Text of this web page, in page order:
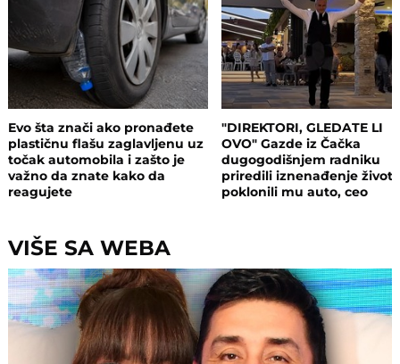
Evo šta znači ako pronađete
plastičnu flašu zaglavljenu uz
točak automobila i zašto je
važno da znate kako da
reagujete
"DIREKTORI, GLEDATE LI
OVO" Gazde iz Čačka
dugogodišnjem radniku
priredili iznenađenje život
poklonili mu auto, ceo
VIŠE SA WEBA